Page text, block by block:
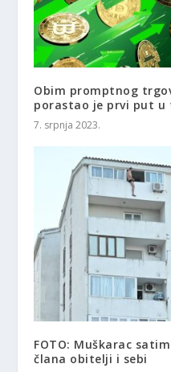
Obim promptnog
porastao je prvi put u
7. srpnja 2023.
FOTO: Muškarac
člana obitelji i sebi